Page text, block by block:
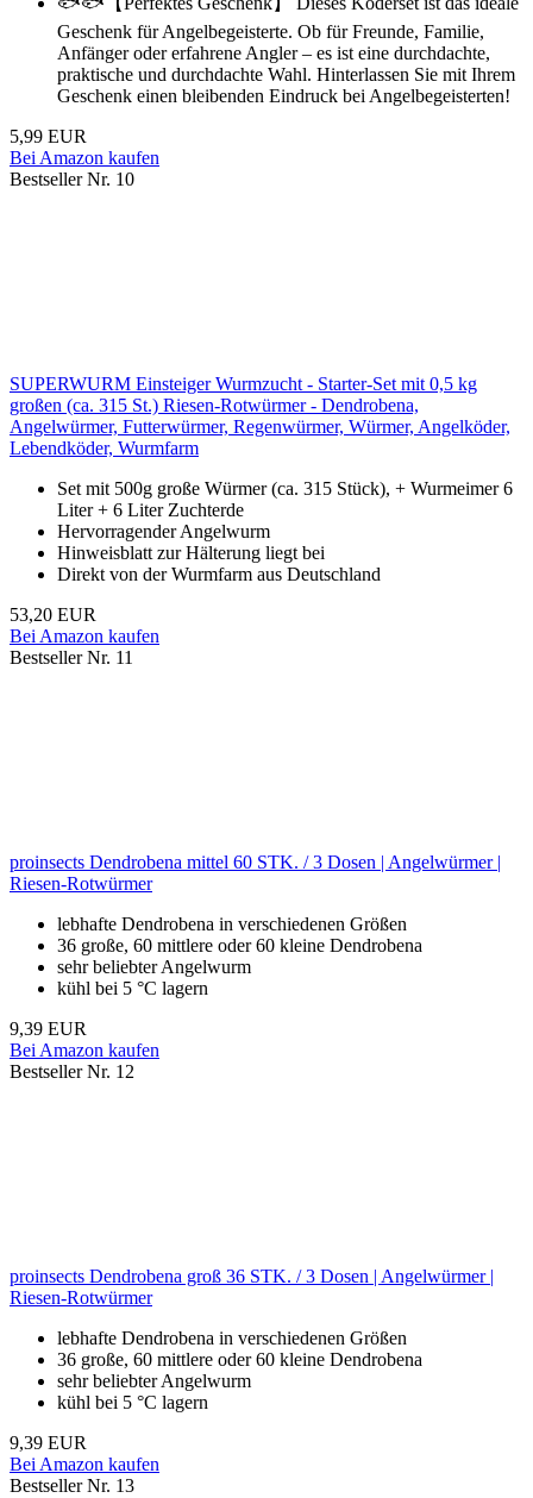
Geschenk für Angelbegeisterte. Ob für Freunde, Familie,
Anfänger oder erfahrene Angler – es ist eine durchdachte,
praktische und durchdachte Wahl. Hinterlassen Sie mit Ihrem
Geschenk einen bleibenden Eindruck bei Angelbegeisterten!
5,99 EUR
Bei Amazon kaufen
Bestseller Nr. 10
SUPERWURM Einsteiger Wurmzucht - Starter-Set mit 0,5 kg
großen (ca. 315 St.) Riesen-Rotwürmer - Dendrobena,
Angelwürmer, Futterwürmer, Regenwürmer, Würmer, Angelköder,
Lebendköder, Wurmfarm
Set mit 500g große Würmer (ca. 315 Stück), + Wurmeimer 6
Liter + 6 Liter Zuchterde
Hervorragender Angelwurm
Hinweisblatt zur Hälterung liegt bei
Direkt von der Wurmfarm aus Deutschland
53,20 EUR
Bei Amazon kaufen
Bestseller Nr. 11
proinsects Dendrobena mittel 60 STK. / 3 Dosen | Angelwürmer |
Riesen-Rotwürmer
lebhafte Dendrobena in verschiedenen Größen
36 große, 60 mittlere oder 60 kleine Dendrobena
sehr beliebter Angelwurm
kühl bei 5 °C lagern
9,39 EUR
Bei Amazon kaufen
Bestseller Nr. 12
proinsects Dendrobena groß 36 STK. / 3 Dosen | Angelwürmer |
Riesen-Rotwürmer
lebhafte Dendrobena in verschiedenen Größen
36 große, 60 mittlere oder 60 kleine Dendrobena
sehr beliebter Angelwurm
kühl bei 5 °C lagern
9,39 EUR
Bei Amazon kaufen
Bestseller Nr. 13